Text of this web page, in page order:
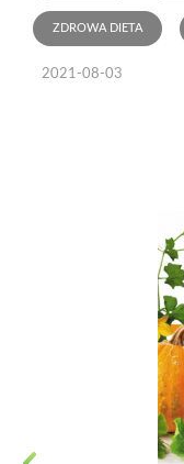
ZDROWA DIETA
2021-08-03